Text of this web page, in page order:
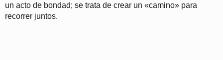
un acto de bondad; se trata de crear un «camino» para
recorrer juntos.